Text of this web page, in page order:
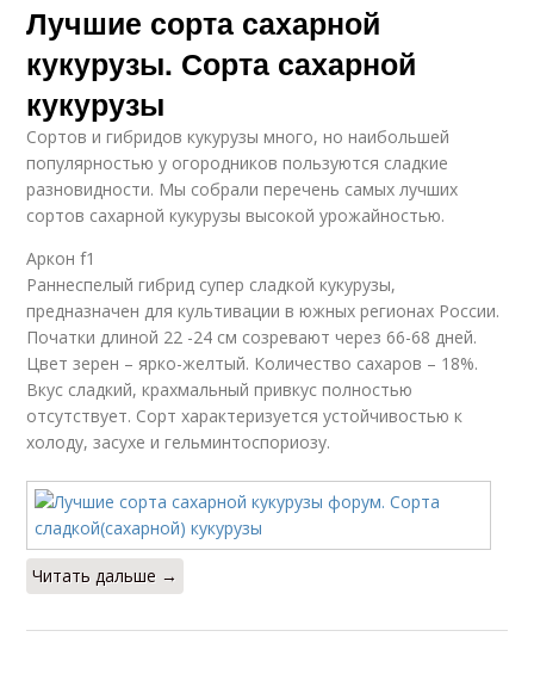
Лучшие сорта сахарной
кукурузы. Сорта сахарной
кукурузы
Сортов и гибридов кукурузы много, но наибольшей
популярностью у огородников пользуются сладкие
разновидности. Мы собрали перечень самых лучших
сортов сахарной кукурузы высокой урожайностью.
Аркон f1
Раннеспелый гибрид супер сладкой кукурузы,
предназначен для культивации в южных регионах России.
Початки длиной 22 -24 см созревают через 66-68 дней.
Цвет зерен – ярко-желтый. Количество сахаров – 18%.
Вкус сладкий, крахмальный привкус полностью
отсутствует. Сорт характеризуется устойчивостью к
холоду, засухе и гельминтоспориозу.
Читать дальше →